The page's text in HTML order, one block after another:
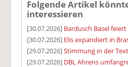
Folgende Artikel
interessieren
[30.07.2026] Bardusch Basel
[30.07.2026] Elis expandiert in
[29.07.2026]Stimmung in der
[29.07.2026] DBL Ahrens